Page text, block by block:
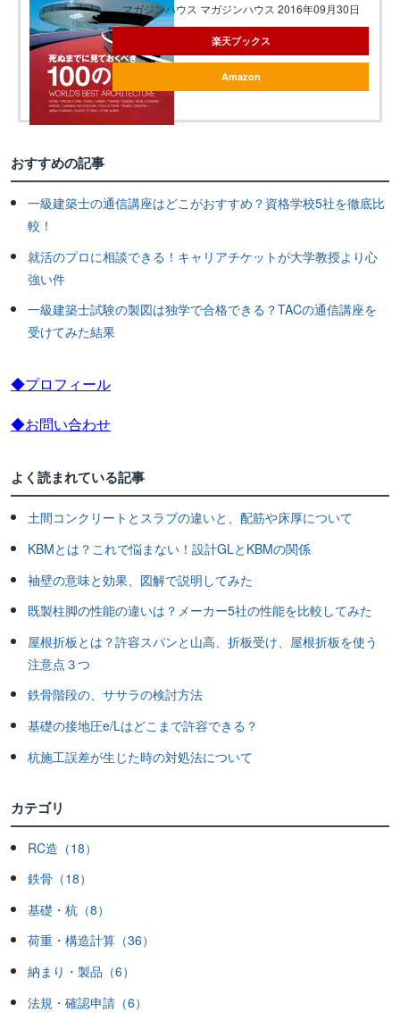
マガジンハウス マガジンハウス 2016年09月30日
楽天ブックス
Amazon
おすすめの記事
一級建築士の通信講座はどこがおすすめ？資格学校5社を徹底比
較！
就活のプロに相談できる！キャリアチケットが大学教授より心
強い件
一級建築士試験の製図は独学で合格できる？TACの通信講座を
受けてみた結果
◆プロフィール
◆お問い合わせ
よく読まれている記事
土間コンクリートとスラブの違いと、配筋や床厚について
KBMとは？これで悩まない！設計GLとKBMの関係
袖壁の意味と効果、図解で説明してみた
既製柱脚の性能の違いは？メーカー5社の性能を比較してみた
屋根折板とは？許容スパンと山高、折板受け、屋根折板を使う
注意点３つ
鉄骨階段の、ササラの検討方法
基礎の接地圧e/Lはどこまで許容できる？
杭施工誤差が生じた時の対処法について
カテゴリ
RC造（18）
鉄骨（18）
基礎・杭（8）
荷重・構造計算（36）
納まり・製品（6）
法規・確認申請（6）